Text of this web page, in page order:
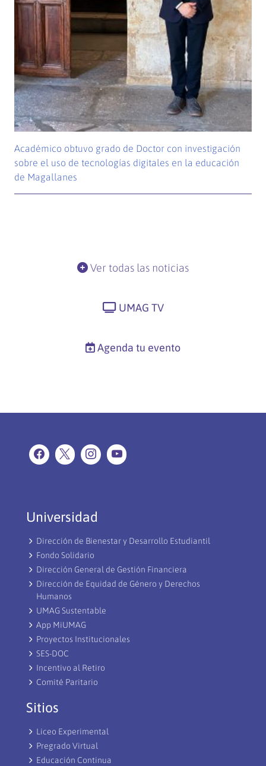
Académico obtuvo grado de Doctor con investigación
sobre el uso de tecnologías digitales en la educación
de Magallanes
Ver todas las noticias
UMAG TV
Agenda tu evento
Universidad
Dirección de Bienestar y Desarrollo Estudiantil
Fondo Solidario
Dirección General de Gestión Financiera
Dirección de Equidad de Género y Derechos
Humanos
UMAG Sustentable
App MiUMAG
Proyectos Institucionales
SES-DOC
Incentivo al Retiro
Comité Paritario
Sitios
Liceo Experimental
Pregrado Virtual
Educación Continua